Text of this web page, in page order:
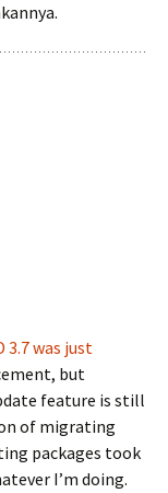
yang tepat &
3.7 was just
but
feature is still
of migrating
packages took
I’m doing.